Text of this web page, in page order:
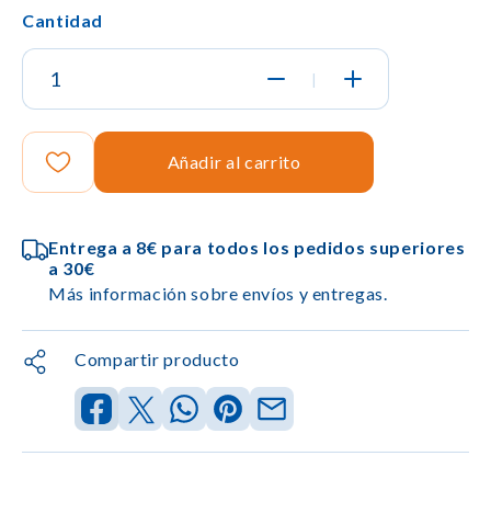
Cantidad
|
Añadir al carrito
Entrega a 8€ para todos los pedidos superiores
a 30€
Más información sobre envíos y entregas.
Compartir producto